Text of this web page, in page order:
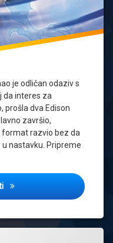
je odličan odaziv s
da interes za
prošla dva Edison
završio,
format razvio bez da
nastavku. Pripreme
Edison Championship osvrt